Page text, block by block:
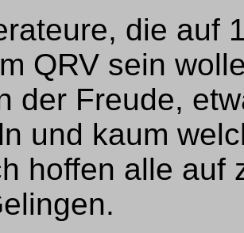
die auf
QRV sein
der Freude,
und kaum
hoffen alle auf